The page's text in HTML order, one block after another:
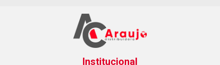
Institucional